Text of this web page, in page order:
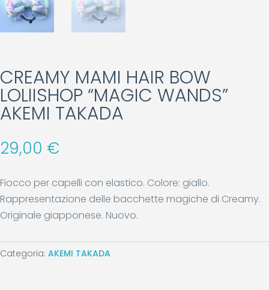
CREAMY MAMI HAIR BOW
LOLIISHOP “MAGIC WANDS”
AKEMI TAKADA
29,00 €
Fiocco per capelli con elastico. Colore: giallo.
Rappresentazione delle bacchette magiche di Creamy.
Originale giapponese. Nuovo.
Categoria: AKEMI TAKADA